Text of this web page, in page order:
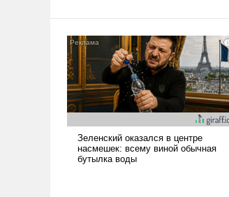
псевдонаучной фантастики,
стало всерьез обсуждаемой
идеей.